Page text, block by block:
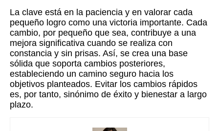
La clave está en la paciencia y en valorar cada
pequeño logro como una victoria importante. Cada
cambio, por pequeño que sea, contribuye a una
mejora significativa cuando se realiza con
constancia y sin prisas. Así, se crea una base
sólida que soporta cambios posteriores,
estableciendo un camino seguro hacia los
objetivos planteados. Evitar los cambios rápidos
es, por tanto, sinónimo de éxito y bienestar a largo
plazo.